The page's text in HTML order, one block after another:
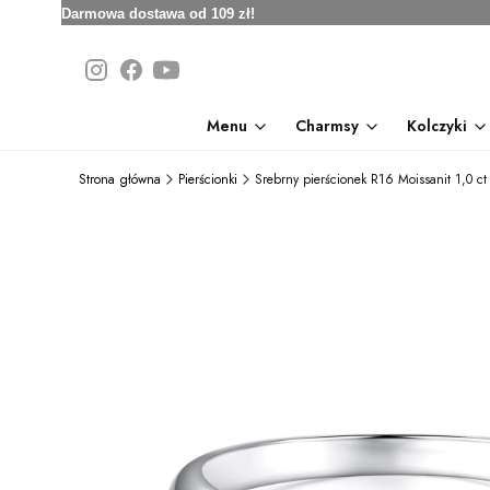
Darmowa dostawa od 109 zł!
Menu Charmsy Kolczyki
Strona główna Pierścionki Srebrny pierścionek R16 Moissanit 1,0